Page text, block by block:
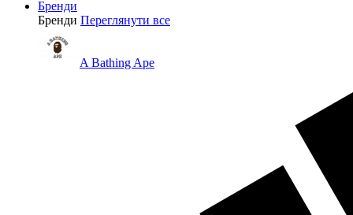
Бренди
Бренди Переглянути все
A Bathing Ape